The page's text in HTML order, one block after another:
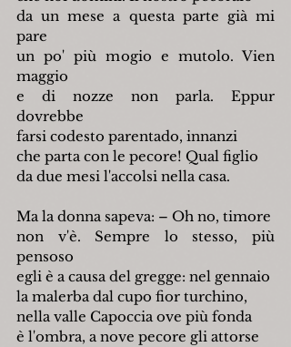
da un mese a questa parte già mi
pare
un po' più mogio e mutolo. Vien
maggio
e di nozze non parla. Eppur
dovrebbe
farsi codesto parentado, innanzi
che parta con le pecore! Qual figlio
da due mesi l'accolsi nella casa.
Ma la donna sapeva: – Oh no, timore
non v'è. Sempre lo stesso, più
pensoso
egli è a causa del gregge: nel gennaio
la malerba dal cupo fior turchino,
nella valle Capoccia ove più fonda
è l'ombra, a nove pecore gli attorse